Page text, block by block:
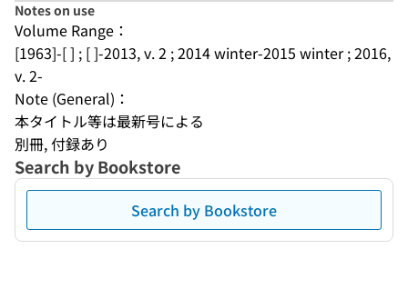
Notes on use
Volume Range：
[1963]-[ ] ; [ ]-2013, v. 2 ; 2014 winter-2015 winter ; 2016,
v. 2-
Note (General)：
本タイトル等は最新号による
別冊, 付録あり
Search by Bookstore
Search by Bookstore